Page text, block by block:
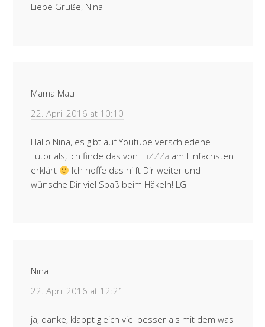
Liebe Grüße, Nina
Mama Mau
22. April 2016 at 10:10
Hallo Nina, es gibt auf Youtube verschiedene
Tutorials, ich finde das von EliZZZa am Einfachsten
erklärt
Ich hoffe das hilft Dir weiter und
wünsche Dir viel Spaß beim Häkeln! LG
Nina
22. April 2016 at 12:21
ja, danke, klappt gleich viel besser als mit dem was